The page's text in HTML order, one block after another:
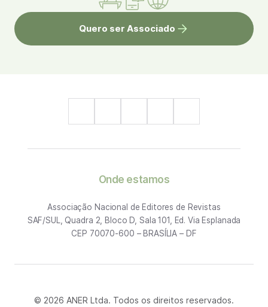
Quero ser Associado
Onde estamos
Associação Nacional de Editores de Revistas
SAF/SUL, Quadra 2, Bloco D, Sala 101, Ed. Via Esplanada
CEP 70070-600 – BRASÍLIA – DF
© 2026 ANER Ltda. Todos os direitos reservados.